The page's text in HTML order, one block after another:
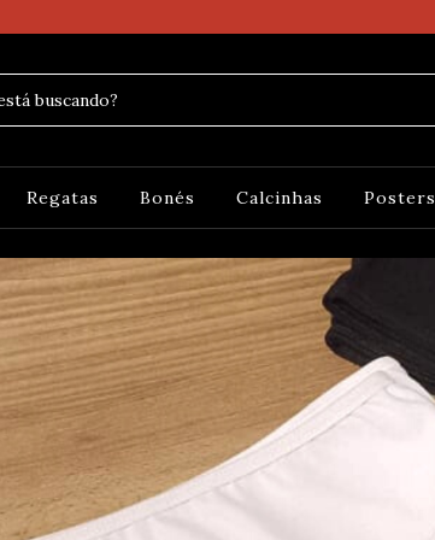
Regatas Bonés Calcinhas Posters